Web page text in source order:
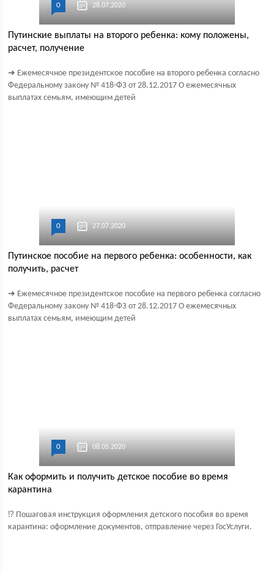
0 28.07.2020
Путинские выплаты на второго ребенка: кому положены,
расчет, получение
➜ Ежемесячное президентское пособие на второго ребенка согласно
Федеральному закону № 418-ФЗ от 28.12.2017 О ежемесячных
выплатах семьям, имеющим детей
0 27.07.2020
Путинское пособие на первого ребенка: особенности, как
получить, расчет
➜ Ежемесячное президентское пособие на первого ребенка согласно
Федеральному закону № 418-ФЗ от 28.12.2017 О ежемесячных
выплатах семьям, имеющим детей
0 08.05.2020
Как оформить и получить детское пособие во время
карантина
⁉ Пошаговая инструкция оформления детского пособия во время
карантина: оформление документов, отправление через ГосУслуги.